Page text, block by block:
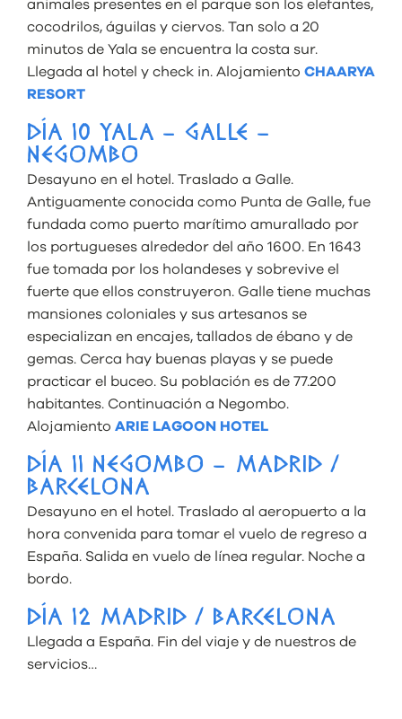
animales presentes en el parque son los elefantes,
cocodrilos, águilas y ciervos. Tan solo a 20
minutos de Yala se encuentra la costa sur.
Llegada al hotel y check in. Alojamiento CHAARYA
RESORT
DÍA 10 YALA – GALLE –
NEGOMBO
Desayuno en el hotel. Traslado a Galle.
Antiguamente conocida como Punta de Galle, fue
fundada como puerto marítimo amurallado por
los portugueses alrededor del año 1600. En 1643
fue tomada por los holandeses y sobrevive el
fuerte que ellos construyeron. Galle tiene muchas
mansiones coloniales y sus artesanos se
especializan en encajes, tallados de ébano y de
gemas. Cerca hay buenas playas y se puede
practicar el buceo. Su población es de 77.200
habitantes. Continuación a Negombo.
Alojamiento ARIE LAGOON HOTEL
DÍA 11 NEGOMBO – MADRID /
BARCELONA
Desayuno en el hotel. Traslado al aeropuerto a la
hora convenida para tomar el vuelo de regreso a
España. Salida en vuelo de línea regular. Noche a
bordo.
DÍA 12 MADRID / BARCELONA
Llegada a España. Fin del viaje y de nuestros de
servicios…